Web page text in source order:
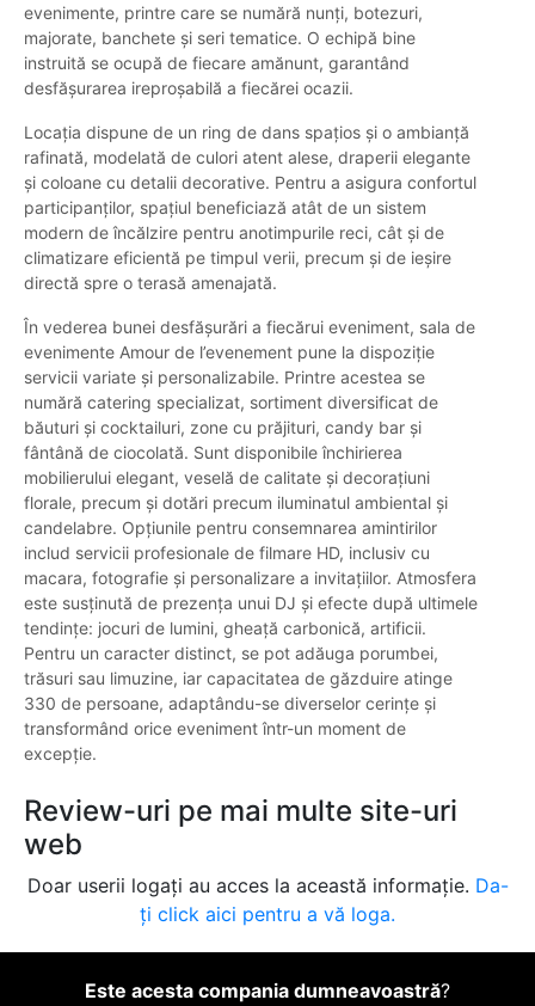
evenimente, printre care se numără nunți, botezuri,
majorate, banchete și seri tematice. O echipă bine
instruită se ocupă de fiecare amănunt, garantând
desfășurarea ireproșabilă a fiecărei ocazii.
Locația dispune de un ring de dans spațios și o ambianță
rafinată, modelată de culori atent alese, draperii elegante
și coloane cu detalii decorative. Pentru a asigura confortul
participanților, spațiul beneficiază atât de un sistem
modern de încălzire pentru anotimpurile reci, cât și de
climatizare eficientă pe timpul verii, precum și de ieșire
directă spre o terasă amenajată.
În vederea bunei desfășurări a fiecărui eveniment, sala de
evenimente Amour de l’evenement pune la dispoziție
servicii variate și personalizabile. Printre acestea se
numără catering specializat, sortiment diversificat de
băuturi și cocktailuri, zone cu prăjituri, candy bar și
fântână de ciocolată. Sunt disponibile închirierea
mobilierului elegant, veselă de calitate și decorațiuni
florale, precum și dotări precum iluminatul ambiental și
candelabre. Opțiunile pentru consemnarea amintirilor
includ servicii profesionale de filmare HD, inclusiv cu
macara, fotografie și personalizare a invitațiilor. Atmosfera
este susținută de prezența unui DJ și efecte după ultimele
tendințe: jocuri de lumini, gheață carbonică, artificii.
Pentru un caracter distinct, se pot adăuga porumbei,
trăsuri sau limuzine, iar capacitatea de găzduire atinge
330 de persoane, adaptându-se diverselor cerințe și
transformând orice eveniment într-un moment de
excepție.
Review-uri pe mai multe site-uri
web
Doar userii logați au acces la această informație. Da-
ți click aici pentru a vă loga.
Este acesta compania dumneavoastră?